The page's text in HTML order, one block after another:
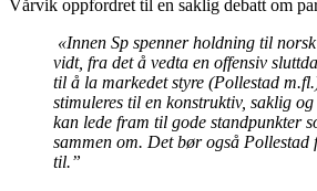
Vårvik oppfordret til en saklig debatt om
«Innen Sp spenner holdning til
vidt, fra det å vedta en offensiv
til å la markedet styre (Pollestad
stimuleres til en konstruktiv, saklig
kan lede fram til gode standpunkter
sammen om. Det bør også Pollestad
til.”